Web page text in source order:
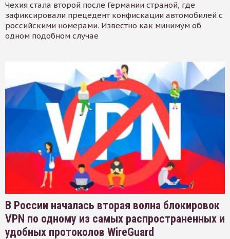
Чехия стала второй после Германии страной, где
зафиксировали прецедент конфискации автомобилей с
российскими номерами. Известно как минимум об
одном подобном случае
В России началась вторая волна блокировок
VPN по одному из самых распространенных и
удобных протоколов WireGuard